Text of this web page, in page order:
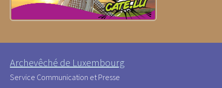
Archevêché de Luxembourg
Service Communication et Presse